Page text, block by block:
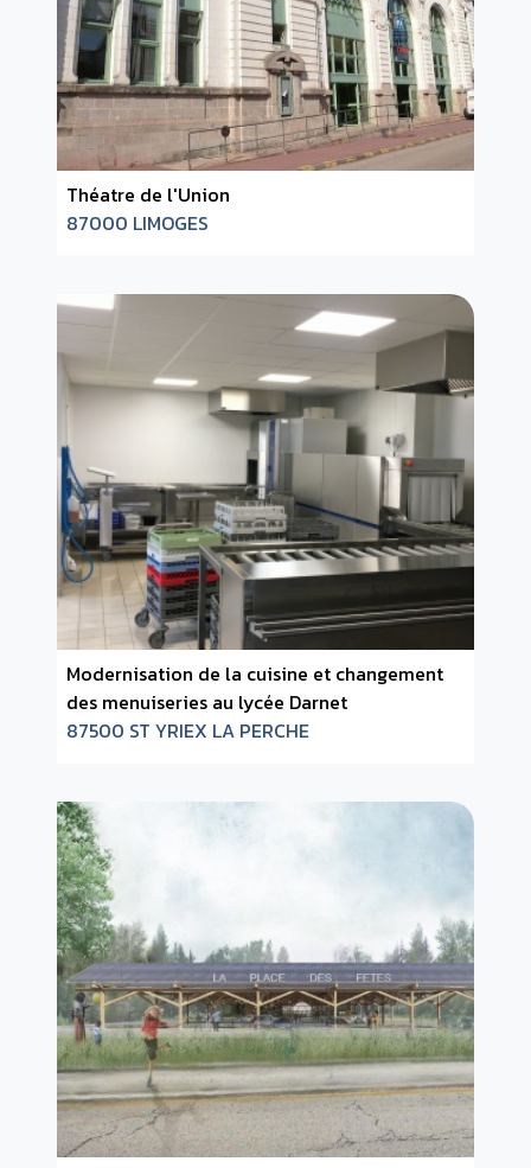
Théatre de l'Union
87000 LIMOGES
Modernisation de la cuisine et changement
des menuiseries au lycée Darnet
87500 ST YRIEX LA PERCHE